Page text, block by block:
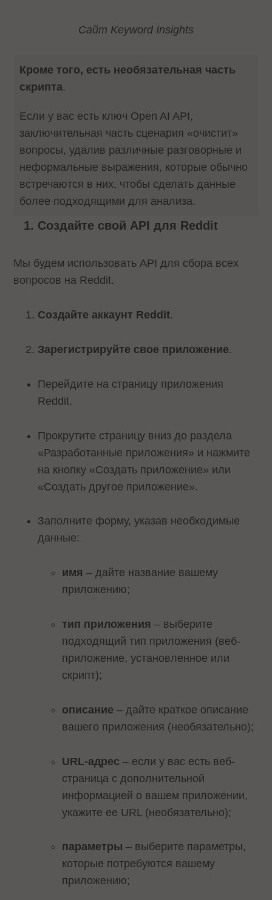
Сайт Keyword Insights
Кроме того, есть необязательная часть
скрипта.
Если у вас есть ключ Open AI API,
заключительная часть сценария «очистит»
вопросы, удалив различные разговорные и
неформальные выражения, которые обычно
встречаются в них, чтобы сделать данные
более подходящими для анализа.
Создайте свой API для Reddit
Мы будем использовать API для сбора всех
вопросов на Reddit.
Создайте аккаунт Reddit.
Зарегистрируйте свое приложение.
Перейдите на страницу приложения
Reddit.
Прокрутите страницу вниз до раздела
«Разработанные приложения» и нажмите
на кнопку «Создать приложение» или
«Создать другое приложение».
Заполните форму, указав необходимые
данные:
имя – дайте название вашему
приложению;
тип приложения– выберите
подходящий тип приложения (веб-
приложение, установленное или
скрипт);
описание – дайте краткое описание
вашего приложения (необязательно);
URL-адрес– если у вас есть веб-
страница с дополнительной
информацией о вашем приложении,
укажите ее URL (необязательно);
параметры – выберите параметры,
которые потребуются вашему
приложению;